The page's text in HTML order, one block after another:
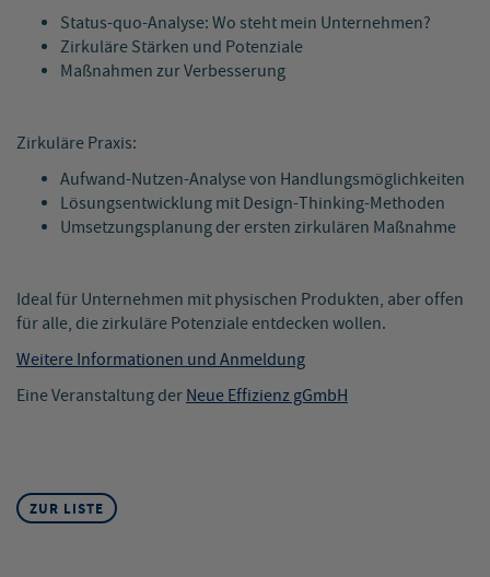
Status-quo-Analyse: Wo steht mein Unternehmen?
Zirkuläre Stärken und Potenziale
Maßnahmen zur Verbesserung
Zirkuläre Praxis:
Aufwand-Nutzen-Analyse von Handlungsmöglichkeiten
Lösungsentwicklung mit Design-Thinking-Methoden
Umsetzungsplanung der ersten zirkulären Maßnahme
Ideal für Unternehmen mit physischen Produkten, aber offen
für alle, die zirkuläre Potenziale entdecken wollen.
Weitere Informationen und Anmeldung
Eine Veranstaltung derNeue Effizienz gGmbH
ZUR LISTE